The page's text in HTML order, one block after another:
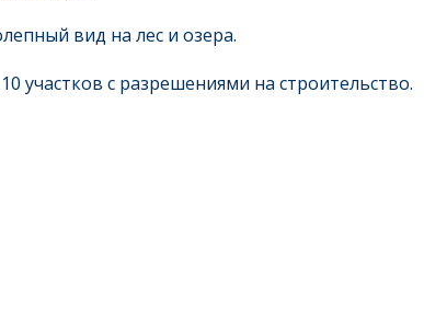
вид на лес и озера.
участков c разрешениями на строительство.